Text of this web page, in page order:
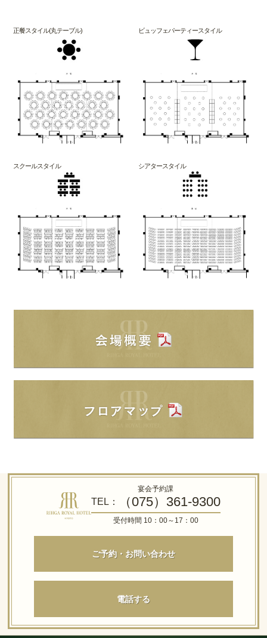
正餐スタイル(丸テーブル) ビュッフェパーティースタイル
スクールスタイル シアタースタイル
宴会予約課
TEL： （075）361-9300
受付時間 10：00～17：00
ご予約・お問い合わせ
電話する